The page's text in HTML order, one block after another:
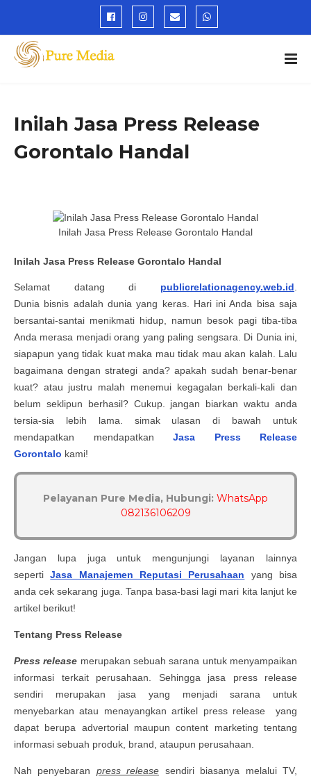
Inilah Jasa Press Release
Gorontalo Handal
Inilah Jasa Press Release Gorontalo Handal
Inilah Jasa Press Release Gorontalo Handal
Selamat datang di publicrelationagency.web.id
Dunia bisnis adalah dunia yang keras. Hari ini Anda bisa saja
bersantai-santai menikmati hidup, namun besok pagi tiba-tiba
Anda merasa menjadi orang yang paling sengsara. Di Dunia ini,
siapapun yang tidak kuat maka mau tidak mau akan kalah. Lalu
bagaimana dengan strategi anda? apakah sudah benar-benar
kuat? atau justru malah menemui kegagalan berkali-kali dan
belum seklipun berhasil? Cukup. jangan biarkan waktu anda
tersia-sia lebih lama. simak ulasan di bawah untuk
mendapatkan mendapatkan Jasa Press Release
Gorontalo kami!
Pelayanan Pure Media, Hubungi: WhatsApp
082136106209
Jangan lupa juga untuk mengunjungi layanan lainnya
sepertiJasa Manajemen Reputasi Perusahaan
yang bisa
anda cek sekarang juga. Tanpa basa-basi lagi mari kita lanjut ke
artikel berikut!
Tentang Press Release
Press release merupakan sebuah sarana untuk menyampaikan
informasi terkait perusahaan. Sehingga jasa press release
sendiri merupakan jasa yang menjadi sarana untuk
menyebarkan atau menayangkan artikel press release yang
dapat berupa advertorial maupun content marketing tentang
informasi sebuah produk, brand, ataupun perusahaan.
Nah penyebaran press release sendiri biasanya melalui TV,